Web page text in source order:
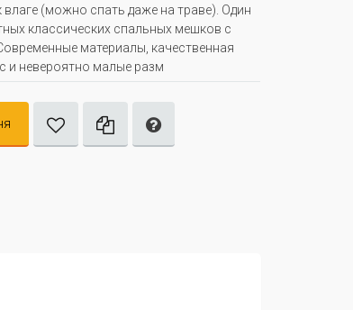
влаге (можно спать даже на траве). Один
классических спальных мешков с
материалы, качественная
и невероятно малые разм